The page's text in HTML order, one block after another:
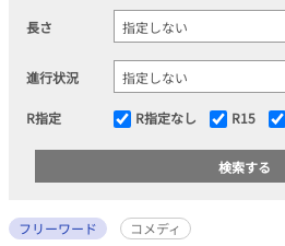
長さ
進行状況
R指定 R指定なし R15
フリーワード
コメディ